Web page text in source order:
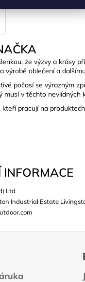
že výzvy a krásy
výrobě oblečení a
počasí se výrazným
v těchto nevlídných
pracují na
INFORMACE
Ltd
Industrial Estate